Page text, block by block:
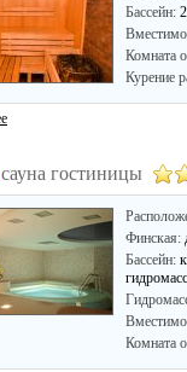
Бассейн:
Комната
Курение
сауна гостиницы
Финская:
Бассейн:
Комната